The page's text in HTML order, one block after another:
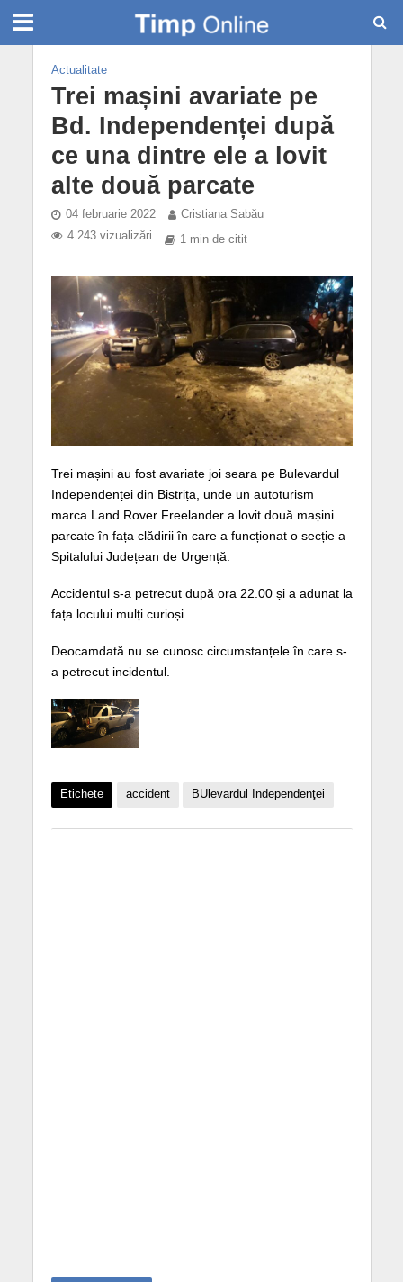
Actualitate
Trei mașini avariate pe
Bd. Independenței după
ce una dintre ele a lovit
alte două parcate
04 februarie 2022
Cristiana Sabău
4.243 vizualizări
1 min de citit
Trei mașini au fost avariate joi seara pe Bulevardul
Independenței din Bistrița, unde un autoturism
marca Land Rover Freelander a lovit două mașini
parcate în fața clădirii în care a funcționat o secție a
Spitalului Județean de Urgență.
Accidentul s-a petrecut după ora 22.00 și a adunat la
fața locului mulți curioși.
Deocamdată nu se cunosc circumstanțele în care s-
a petrecut incidentul.
Etichete accident BUlevardul Independenţei